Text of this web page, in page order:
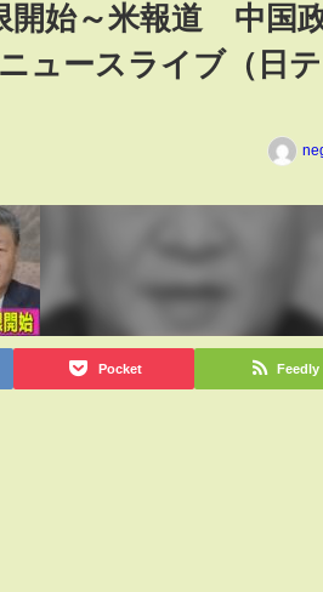
開始～米報道 中国
ュースライブ（日
Pocket Feedly